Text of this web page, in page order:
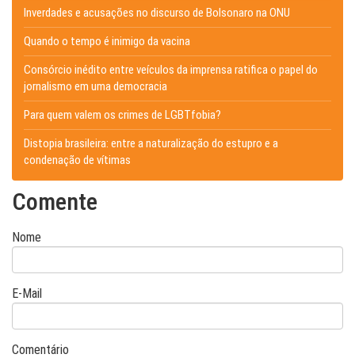
Inverdades e acusações no discurso de Bolsonaro na ONU
Quando o tempo é inimigo da vacina
Consórcio inédito entre veículos da imprensa ratifica o papel do
jornalismo em uma democracia
Para quem valem os crimes de LGBTfobia?
Distopia brasileira: entre a naturalização do estupro e a
condenação de vítimas
Comente
Nome
E-Mail
Comentário